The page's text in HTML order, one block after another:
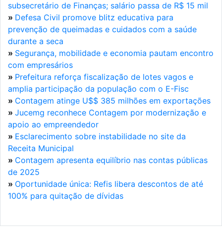
subsecretário de Finanças; salário passa de R$ 15 mil
» Defesa Civil promove blitz educativa para
prevenção de queimadas e cuidados com a saúde
durante a seca
» Segurança, mobilidade e economia pautam encontro
com empresários
» Prefeitura reforça fiscalização de lotes vagos e
amplia participação da população com o E-Fisc
» Contagem atinge U$$ 385 milhões em exportações
» Jucemg reconhece Contagem por modernização e
apoio ao empreendedor
» Esclarecimento sobre instabilidade no site da
Receita Municipal
» Contagem apresenta equilíbrio nas contas públicas
de 2025
» Oportunidade única: Refis libera descontos de até
100% para quitação de dívidas